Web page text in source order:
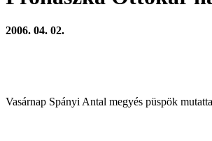
2006. 04. 02.
Vasárnap Spányi Antal megyés püspök